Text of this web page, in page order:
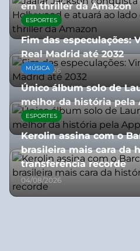
em thriller da Amazon
06/08/2026
ESPORTES
Fim das especulações:
Real Madrid até 2032
06/08/2026
MÚSICA
Único álbum solo de
melhor da história pela
06/08/2026
ESPORTES
Kerolin assina com o
brasileira mais cara da
transferência recorde
04/08/2026